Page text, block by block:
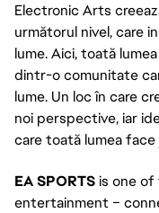
Electronic Arts
următorul nivel, care
lume. Aici, toată
dintr-o comunitate
lume. Un loc în care
noi perspective, iar
care toată lumea face
EA SPORTSis one of
entertainment –